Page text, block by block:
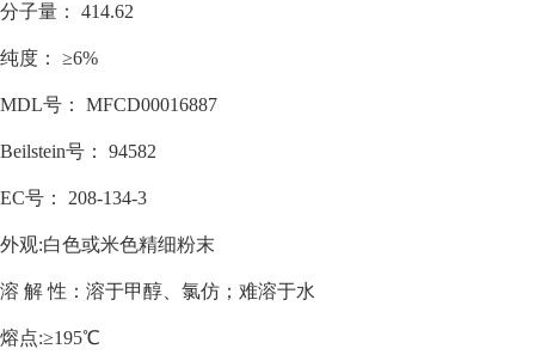
分子量： 414.62
纯度： ≥6%
MDL号： MFCD00016887
Beilstein号： 94582
EC号： 208-134-3
外观:白色或米色精细粉末
溶 解 性：溶于甲醇、氯仿；难溶于水
熔点:≥195℃